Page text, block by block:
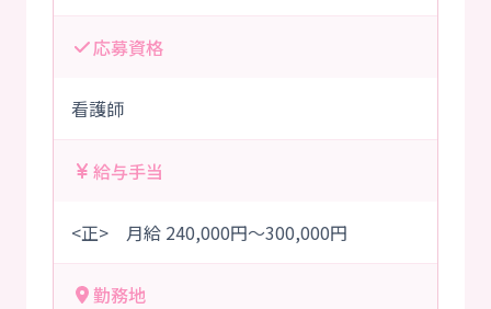
応募資格
看護師
給与手当
<正> 月給 240,000円～300,000円
勤務地